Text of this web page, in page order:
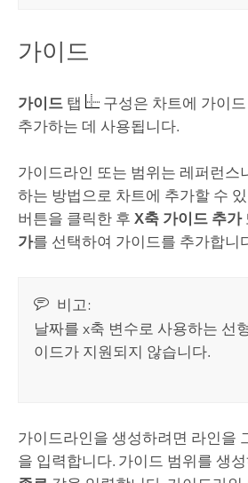
가이드
가이드탭
구성은 차트에 가이
추가하는 데 사용됩니다.
가이드라인 또는 범위는 레퍼런스
하는 방법으로 차트에 추가할 수
버튼을 클릭한 후 X축 가이드 추가
가를 선택하여 가이드를 추가합니
비고:
날짜를 x축 변수로 사용하는 선
이드가 지원되지 않습니다.
가이드라인을 생성하려면 라인을
을 입력합니다. 가이드 범위를 생